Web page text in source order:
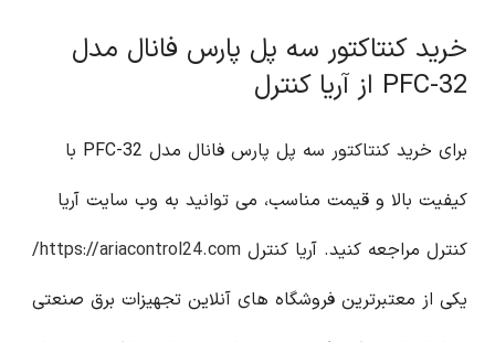
خرید کنتاکتور سه پل پارس فانال مدل
PFC-32 از آریا کنترل
برای خرید کنتاکتور سه پل پارس فانال مدل PFC-32 با
کیفیت بالا و قیمت مناسب، می توانید به وب سایت آریا
کنترل مراجعه کنید. آریا کنترل https://ariacontrol24.com/
یکی از معتبرترین فروشگاه های آنلاین تجهیزات برق صنعتی